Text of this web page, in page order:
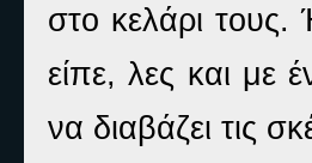
στο κελάρι
είπε, λες και με
να διαβάζει τις